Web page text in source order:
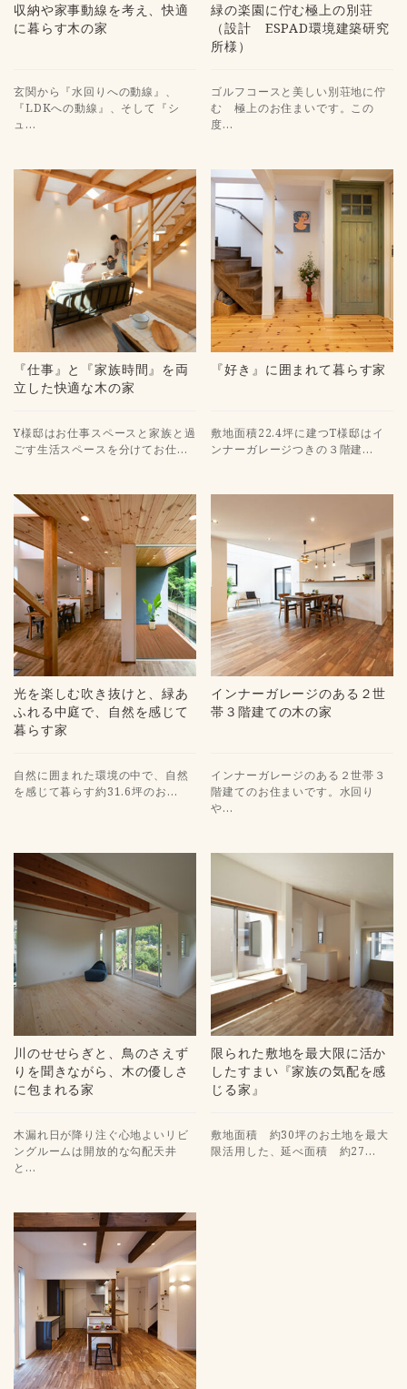
収納や家事動線を考え、快適
に暮らす木の家
玄関から『水回りへの動線』、
『LDKへの動線』、そして『シ
ュ…
緑の楽園に佇む極上の別荘
（設計 ESPAD環境建築研究
所様）
ゴルフコースと美しい別荘地に佇
む 極上のお住まいです。この
度…
『仕事』と『家族時間』を両
立した快適な木の家
Y様邸はお仕事スペースと家族と過
ごす生活スペースを分けてお仕…
『好き』に囲まれて暮らす家
敷地面積22.4坪に建つT様邸はイ
ンナーガレージつきの３階建…
光を楽しむ吹き抜けと、緑あ
ふれる中庭で、自然を感じて
暮らす家
自然に囲まれた環境の中で、自然
を感じて暮らす約31.6坪のお…
インナーガレージのある２世
帯３階建ての木の家
インナーガレージのある２世帯３
階建てのお住まいです。水回り
や…
川のせせらぎと、鳥のさえず
りを聞きながら、木の優しさ
に包まれる家
木漏れ日が降り注ぐ心地よいリビ
ングルームは開放的な勾配天井
と…
限られた敷地を最大限に活か
したすまい『家族の気配を感
じる家』
敷地面積 約30坪のお土地を最大
限活用した、延べ面積 約27…